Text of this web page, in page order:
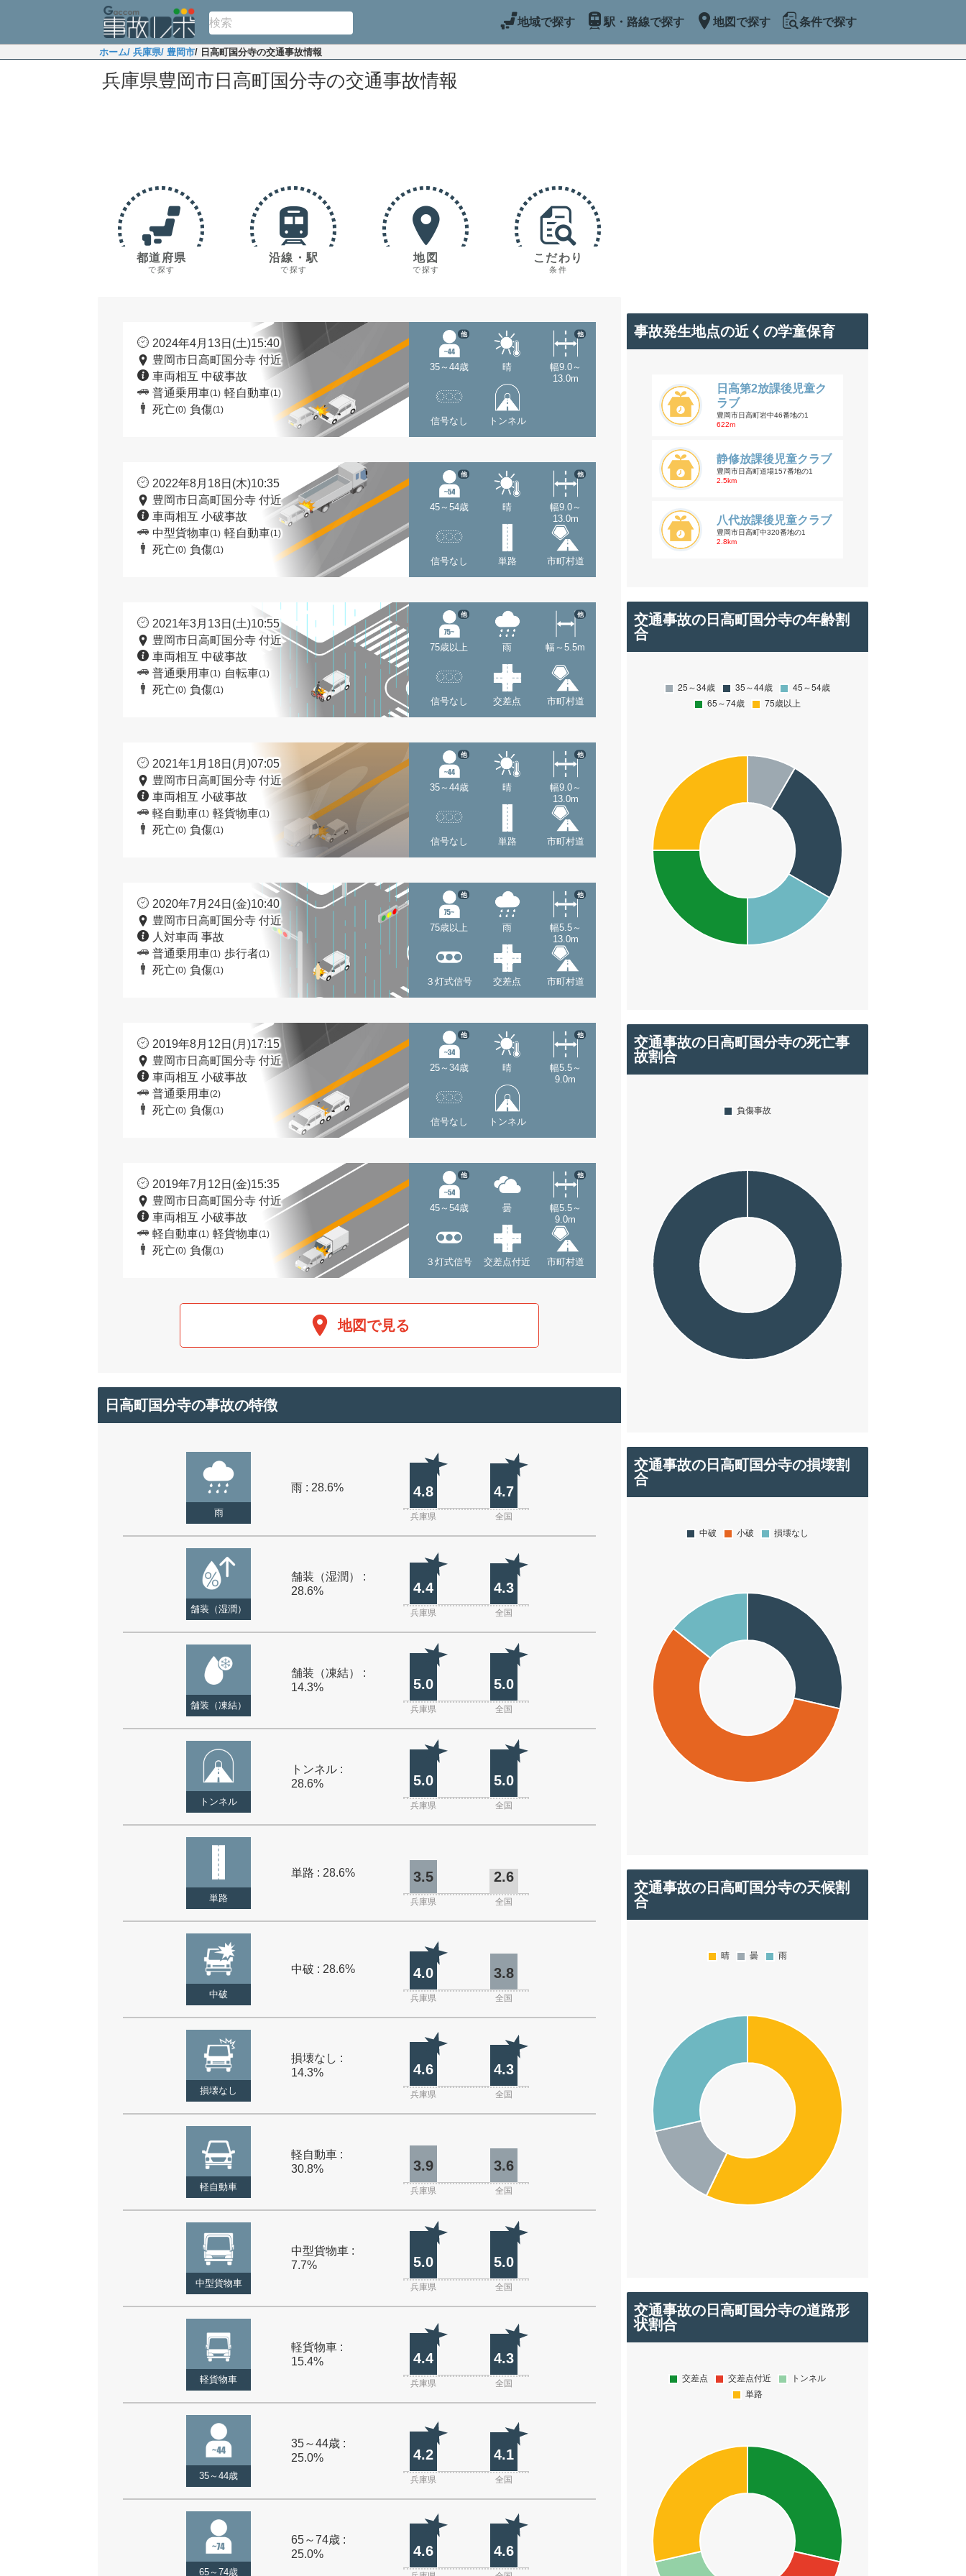
地域で探す 駅・路線で探す 地図で探す 条件で探す
ホーム/ 兵庫県/ 豊岡市/ 日高町国分寺の交通事故情報
兵庫県豊岡市日高町国分寺の交通事故情報
都道府県
で探す
沿線・駅
で探す
地図
で探す
こだわり
条件
2024年4月13日(土)15:40
豊岡市日高町国分寺 付近
車両相互 中破事故
普通乗用車(1) 軽自動車(1)
死亡(0) 負傷(1)
35～44歳
他
晴
幅9.0～
13.0m
他
信号なし トンネル
2022年8月18日(木)10:35
豊岡市日高町国分寺 付近
車両相互 小破事故
中型貨物車(1) 軽自動車(1)
死亡(0) 負傷(1)
45～54歳
他
晴
幅9.0～
13.0m
他
信号なし 単路 市町村道
2021年3月13日(土)10:55
豊岡市日高町国分寺 付近
車両相互 中破事故
普通乗用車(1) 自転車(1)
死亡(0) 負傷(1)
75歳以上
他
雨 幅～5.5m
他
信号なし 交差点 市町村道
2021年1月18日(月)07:05
豊岡市日高町国分寺 付近
車両相互 小破事故
軽自動車(1) 軽貨物車(1)
死亡(0) 負傷(1)
35～44歳
他
晴
幅9.0～
13.0m
他
信号なし 単路 市町村道
2020年7月24日(金)10:40
豊岡市日高町国分寺 付近
人対車両 事故
普通乗用車(1) 歩行者(1)
死亡(0) 負傷(1)
75歳以上
他
雨
幅5.5～
13.0m
他
３灯式信号 交差点 市町村道
2019年8月12日(月)17:15
豊岡市日高町国分寺 付近
車両相互 小破事故
普通乗用車(2)
死亡(0) 負傷(1)
25～34歳
他
晴
幅5.5～
9.0m
他
信号なし トンネル
2019年7月12日(金)15:35
豊岡市日高町国分寺 付近
車両相互 小破事故
軽自動車(1) 軽貨物車(1)
死亡(0) 負傷(1)
45～54歳
他
曇
幅5.5～
9.0m
他
３灯式信号 交差点付近 市町村道
地図で見る
日高町国分寺の事故の特徴
雨
雨 : 28.6% 4.8 4.7
兵庫県 全国
舗装（湿潤）
舗装（湿潤） :
28.6%
4.4 4.3
兵庫県 全国
舗装（凍結）
舗装（凍結） :
14.3%
5.0 5.0
兵庫県 全国
トンネル
トンネル :
28.6%
5.0 5.0
兵庫県 全国
単路
単路 : 28.6% 3.5 2.6
兵庫県 全国
中破
中破 : 28.6% 4.0 3.8
兵庫県 全国
損壊なし
損壊なし :
14.3%
4.6 4.3
兵庫県 全国
軽自動車
軽自動車 :
30.8%
3.9 3.6
兵庫県 全国
中型貨物車
中型貨物車 :
7.7%
5.0 5.0
兵庫県 全国
軽貨物車
軽貨物車 :
15.4%
4.4 4.3
兵庫県 全国
35～44歳
35～44歳 :
25.0%
4.2 4.1
兵庫県 全国
65～74歳
65～74歳 :
25.0%
4.6 4.6
事故発生地点の近くの学童保育
日高第2放課後児童ク
ラブ
豊岡市日高町岩中46番地の1
622m
静修放課後児童クラブ
豊岡市日高町道場157番地の1
2.5km
八代放課後児童クラブ
豊岡市日高町中320番地の1
2.8km
交通事故の日高町国分寺の年齢割
合
交通事故の日高町国分寺の死亡事
故割合
交通事故の日高町国分寺の損壊割
合
交通事故の日高町国分寺の天候割
合
交通事故の日高町国分寺の道路形
状割合